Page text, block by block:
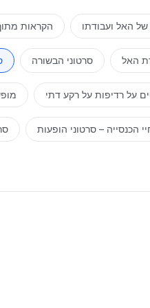
האל ועבודתו הקראות
האל סרטוני הבשורה
על רדיפות על רקע דתי
הכנסייה – סרטוני הופעות